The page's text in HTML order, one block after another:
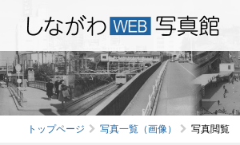
トップページ 写真一覧（画像） 写真閲覧